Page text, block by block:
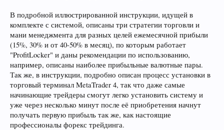
В подробной иллюстрированной инструкции, идущей в
комплекте с системой, описаны три стратегии торговли и
мани менеджмента для разных целей ежемесячной прибыли
(15%, 30% и от 40-50% в месяц), по которым работает
"ProfitLocker" и даны рекомендации по использованию,
например, описаны наиболее прибыльные валютные пары.
Так же, в инструкции, подробно описан процесс установки в
торговый терминал MetaTrader 4, так что даже самые
начинающие трейдеры смогут легко установить систему и
уже через несколько минут после её приобретения начнут
получать первую прибыль так же, как настоящие
профессионалы форекс трейдинга.